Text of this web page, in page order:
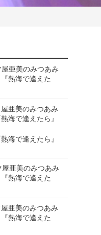
亜美のみつあみ
熱海で逢えた
亜美のみつあみ
海で逢えたら』
海で逢えたら』
亜美のみつあみ
熱海で逢えた
亜美のみつあみ
熱海で逢えた